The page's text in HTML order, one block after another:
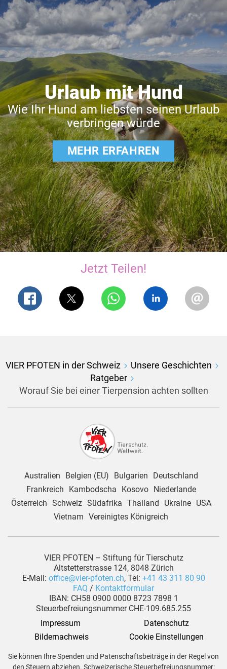
Urlaub mit Hund
Wie Ihr Hund am liebsten seinen Urlaub
verbringen würde
MEHR ERFAHREN
Jetzt Teilen!
VIER PFOTEN in der Schweiz
Unsere Geschichten
Ratgeber
Worauf Sie bei einer Tierpension achten sollten
Australien Belgien (EU) Bulgarien
Deutschland
Frankreich
Kambodscha Kosovo
Niederlande
Österreich Schweiz Südafrika Thailand Ukraine
USA
Vietnam Vereinigtes Königreich
VIER PFOTEN – Stiftung für Tierschutz
Altstetterstrasse 124, 8048 Zürich
E-Mail: office@vier-pfoten.ch, Tel: +41 43 311 80 90
FAQ / Kontaktformular
IBAN: CH58 0900 0000 8723 7898 1
Steuerbefreiungsnummer CHE-109.685.255
Impressum
Datenschutz
Bildernachweis
Cookie Einstellungen
Sie können Ihre Spenden und Patenschaftsbeiträge in der Regel von
den Steuern abziehen. Schweizerische Steuerbefreiungsnummer: